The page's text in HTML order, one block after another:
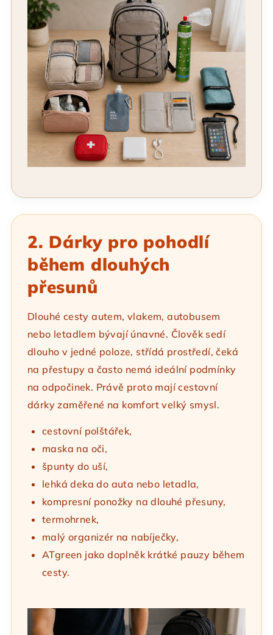
2. Dárky pro pohodlí
během dlouhých
přesunů
Dlouhé cesty autem, vlakem, autobusem
nebo letadlem bývají únavné. Člověk sedí
dlouho v jedné poloze, střídá prostředí, čeká
na přestupy a často nemá ideální podmínky
na odpočinek. Právě proto mají cestovní
dárky zaměřené na komfort velký smysl.
cestovní polštářek,
maska na oči,
špunty do uší,
lehká deka do auta nebo letadla,
kompresní ponožky na dlouhé přesuny,
termohrnek,
malý organizér na nabíječky,
ATgreen jako doplněk krátké pauzy během
cesty.